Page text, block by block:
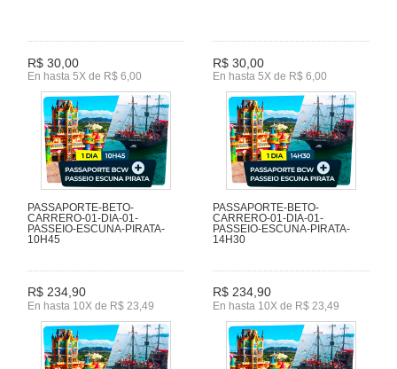
R$ 30,00
En hasta 5X de R$ 6,00
R$ 30,00
En hasta 5X de R$ 6,00
PASSAPORTE-BETO-
CARRERO-01-DIA-01-
PASSEIO-ESCUNA-PIRATA-
10H45
R$ 234,90
En hasta 10X de R$ 23,49
PASSAPORTE-BETO-
CARRERO-01-DIA-01-
PASSEIO-ESCUNA-PIRATA-
14H30
R$ 234,90
En hasta 10X de R$ 23,49